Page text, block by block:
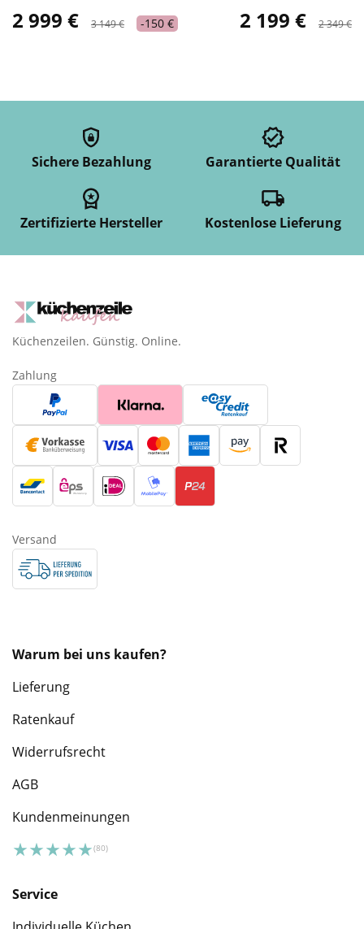
2 999 € 3 149 € -150 € 2 199 € 2 349 €
Sichere Bezahlung Garantierte Qualität
Zertifizierte Hersteller Kostenlose Lieferung
Küchenzeilen. Günstig. Online.
Zahlung
Versand
Warum bei uns kaufen?
Lieferung
Ratenkauf
Widerrufsrecht
AGB
Kundenmeinungen
Service